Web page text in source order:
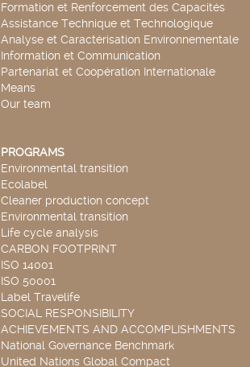
Formation et Renforcement des Capacités
Assistance Technique et Technologique
Analyse et Caractérisation Environnementale
Information et Communication
Partenariat et Coopération Internationale
Means
Our team
PROGRAMS
Environmental transition
Ecolabel
Cleaner production concept
Environmental transition
Life cycle analysis
CARBON FOOTPRINT
ISO 14001
ISO 50001
Label Travelife
SOCIAL RESPONSIBILITY
ACHIEVEMENTS AND ACCOMPLISHMENTS
National Governance Benchmark
United Nations Global Compact